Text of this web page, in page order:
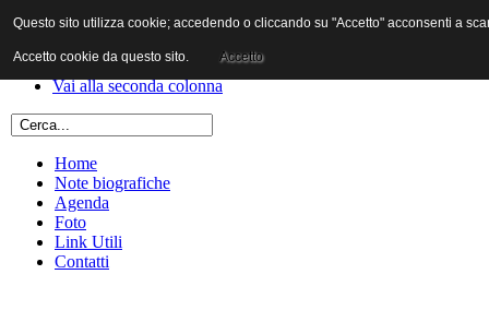
Vai al contenuto
Vai alla prima colonna
Vai alla seconda colonna
Home
Note biografiche
Agenda
Foto
Link Utili
Contatti
Questo sito utilizza cookie; accedendo o cliccando su "Accetto" acconsenti a
Accetto cookie da questo sito. Accetto